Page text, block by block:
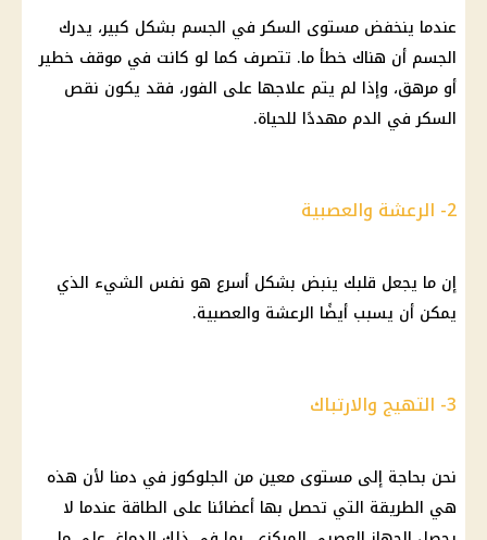
عندما ينخفض ​​مستوى السكر في الجسم بشكل كبير، يدرك
الجسم أن هناك خطأ ما. تتصرف كما لو كانت في موقف خطير
أو مرهق، وإذا لم يتم علاجها على الفور، فقد يكون نقص
السكر في الدم مهددًا للحياة.
2- الرعشة والعصبية
إن ما يجعل قلبك ينبض بشكل أسرع هو نفس الشيء الذي
يمكن أن يسبب أيضًا الرعشة والعصبية.
3- التهيج والارتباك
نحن بحاجة إلى مستوى معين من الجلوكوز في دمنا لأن هذه
هي الطريقة التي تحصل بها أعضائنا على الطاقة عندما لا